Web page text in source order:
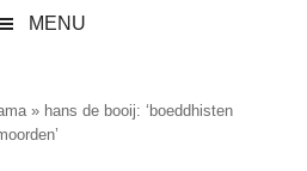
MENU
» hans de booij: ‘boeddhisten